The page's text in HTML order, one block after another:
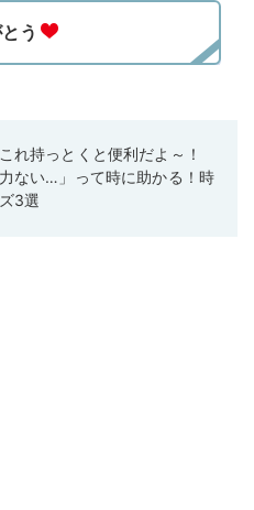
れ持っとくと便利だよ～！
力ない…」って時に助かる！時
3選